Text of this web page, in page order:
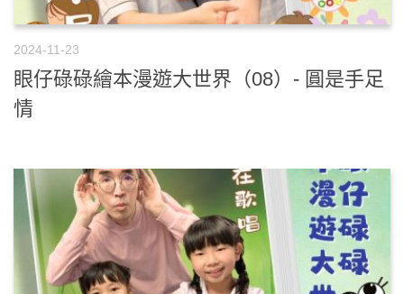
2024-11-23
眼仔碌碌繪本漫遊大世界（08）- 圓是手足
情